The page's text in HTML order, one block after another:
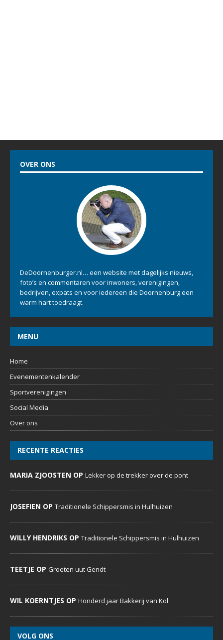
OVER ONS
DeDoornenburger.nl… een website met dagelijks nieuws,
foto’s en commentaren voor inwoners, verenigingen,
bedrijven, expats en voor iedereen die Doornenburg een
warm hart toedraagt.
MENU
Home
Evenementenkalender
Sportverenigingen
Social Media
Over ons
RECENTE REACTIES
MARIA ZJOOSTEN OP Lekker op de trekker over de pont
JOSEFIEN OP Traditionele Schippersmis in Hulhuizen
WILLY HENDRIKS OP Traditionele Schippersmis in Hulhuizen
TEETJE OP Groeten uut Gendt
WIL KOERNTJES OP Honderd jaar Bakkerij van Kol
VOLG ONS